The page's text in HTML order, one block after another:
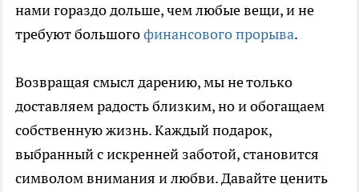
нами гораздо дольше, чем любые вещи, и не
требуют большогофинансового прорыва.
Возвращая смысл дарению, мы не только
доставляем радость близким, но и обогащаем
собственную жизнь. Каждый подарок,
выбранный с искренней заботой, становится
символом внимания и любви. Давайте ценить